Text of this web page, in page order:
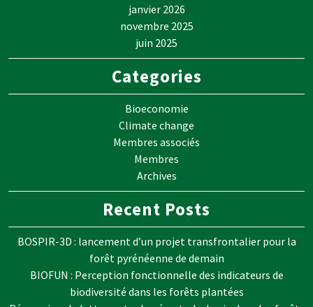
janvier 2026
novembre 2025
juin 2025
Categories
Bioeconomie
Climate change
Membres associés
Membres
Archives
Recent Posts
BOSPIR-3D : lancement d’un projet transfrontalier pour la
forêt pyrénéenne de demain
BIOFUN : Perception fonctionnelle des indicateurs de
biodiversité dans les forêts plantées